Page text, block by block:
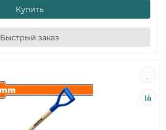
Купить
Быстрый заказ